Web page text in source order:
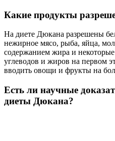
Какие продукты
На диете Дюкана разрешены
нежирное мясо, рыба, яйца,
содержанием жира и
углеводов и жиров на первом
вводить овощи и фрукты на
Есть ли научные
диеты Дюкана?